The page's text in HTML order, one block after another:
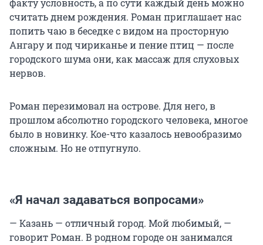
факту условность, а по сути каждый день можно
считать днем рождения. Роман приглашает нас
попить чаю в беседке с видом на просторную
Ангару и под чириканье и пение птиц — после
городского шума они, как массаж для слуховых
нервов.
Роман перезимовал на острове. Для него, в
прошлом абсолютно городского человека, многое
было в новинку. Кое-что казалось невообразимо
сложным. Но не отпугнуло.
«Я начал задаваться вопросами»
— Казань — отличный город. Мой любимый, —
говорит Роман. В родном городе он занимался